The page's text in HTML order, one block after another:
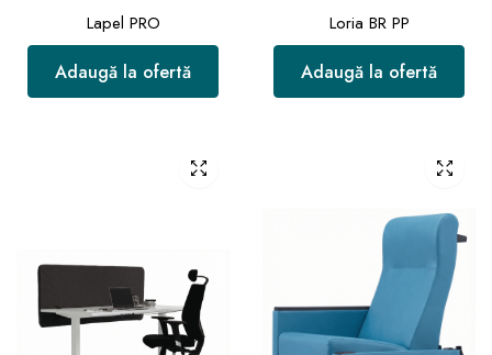
Lapel PRO
Adaugă la ofertă
Loria BR PP
Adaugă la ofertă